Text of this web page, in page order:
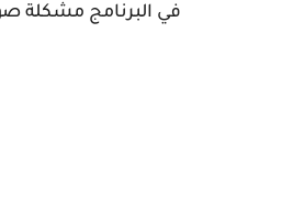
في البرنامج مشكلة